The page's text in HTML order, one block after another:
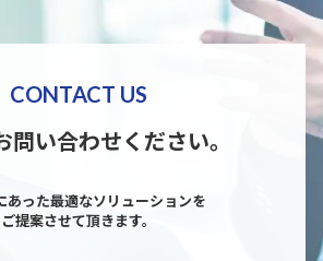
CONTACT US
問い合わせください。
あった最適なソリューションを
ご提案させて頂きます。